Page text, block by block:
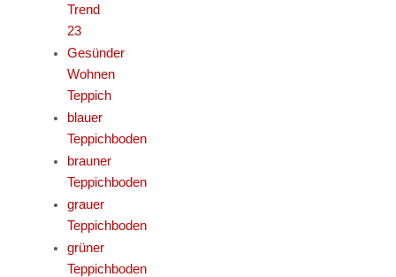
Trend
23
Gesünder
Wohnen
Teppich
blauer
Teppichboden
brauner
Teppichboden
grauer
Teppichboden
grüner
Teppichboden